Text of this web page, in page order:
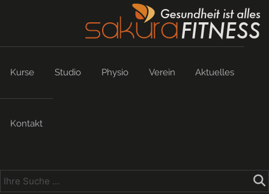
Kurse Studio Physio Verein Aktuelles
Kontakt